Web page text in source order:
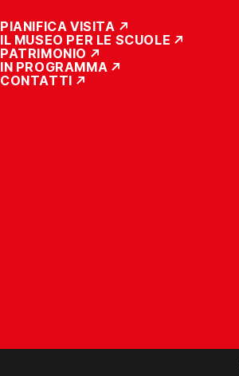
PIANIFICA VISITA
IL MUSEO PER LE SCUOLE
PATRIMONIO
IN PROGRAMMA
CONTATTI